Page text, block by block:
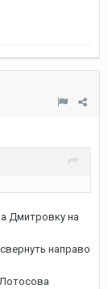
Дмитровку на
направо